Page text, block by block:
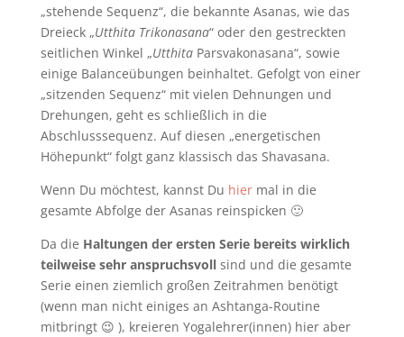
„stehende Sequenz“, die bekannte Asanas, wie das
Dreieck „Utthita Trikonasana“ oder den gestreckten
seitlichen Winkel „UtthitaParsvakonasana“, sowie
einige Balanceübungen beinhaltet. Gefolgt von einer
„sitzenden Sequenz“ mit vielen Dehnungen und
Drehungen, geht es schließlich in die
Abschlusssequenz. Auf diesen „energetischen
Höhepunkt“ folgt ganz klassisch das Shavasana.
Wenn Du möchtest, kannst Du hiermal in die
gesamte Abfolge der Asanas reinspicken 🙂
Da die Haltungen der ersten Serie bereits wirklich
teilweise sehr anspruchsvollsind und die gesamte
Serie einen ziemlich großen Zeitrahmen benötigt
(wenn man nicht einiges an Ashtanga-Routine
mitbringt 😉 ), kreieren Yogalehrer(innen) hier aber